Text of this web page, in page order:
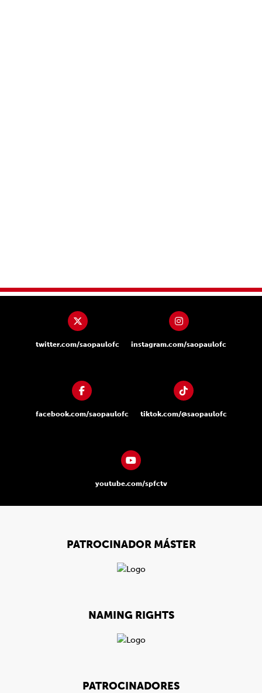
twitter.com/saopaulofc instagram.com/saopaulofc
facebook.com/saopaulofc tiktok.com/@saopaulofc
youtube.com/spfctv
PATROCINADOR MÁSTER
NAMING RIGHTS
PATROCINADORES